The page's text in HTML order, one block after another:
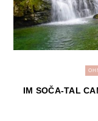
IM SOČA-TAL